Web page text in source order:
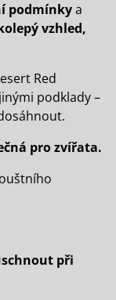
podmínkya
vzhled,
Red
podklady –
pro zvířata.
při